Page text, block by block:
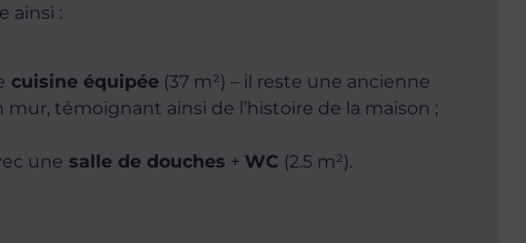
ainsi :
cuisine équipée (37 m²) – il reste une ancienne
mur, témoignant ainsi de l’histoire de la maison ;
une salle de douches + WC (2.5 m²).